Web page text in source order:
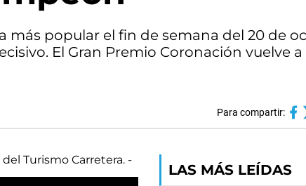
más popular el fin de semana del 20 de
El Gran Premio Coronación vuelve
Para compartir:
LAS MÁS LEÍDAS